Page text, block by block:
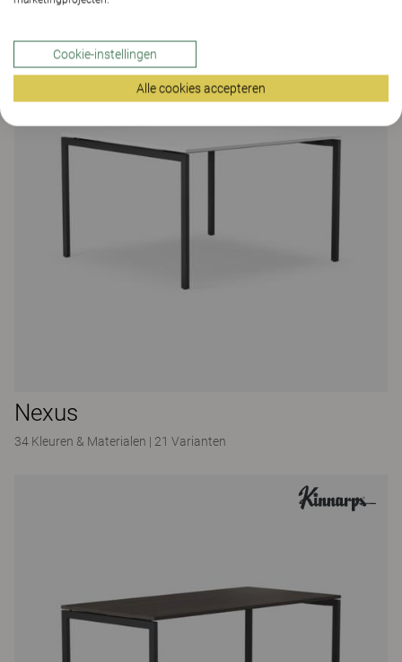
Nexus
34 Kleuren & Materialen | 21 Varianten
Cookie-instellingen
Alle cookies accepteren